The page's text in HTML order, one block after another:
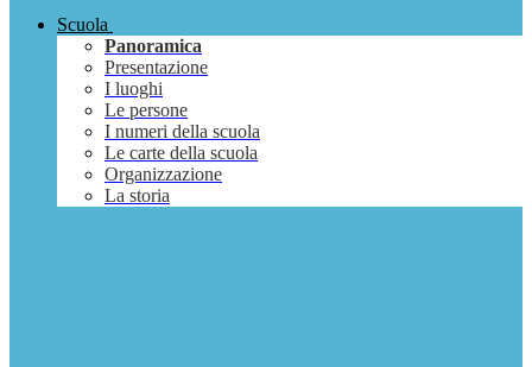
Scuola
Panoramica
Presentazione
I luoghi
Le persone
I numeri della scuola
Le carte della scuola
Organizzazione
La storia